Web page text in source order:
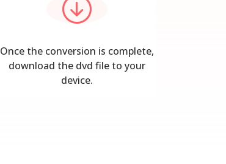
Once the conversion is complete,
download the dvd file to your
device.